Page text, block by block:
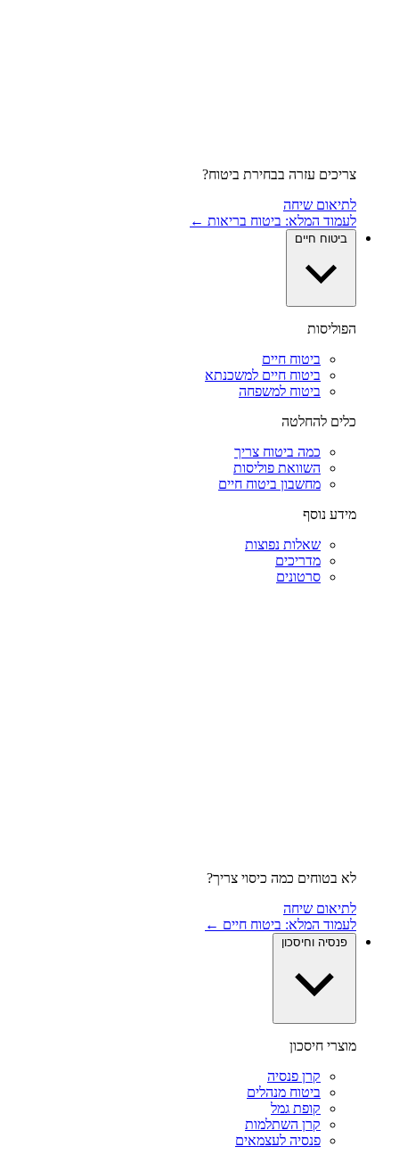
צריכים עזרה בבחירת ביטוח?
לתיאום שיחה
לעמוד המלא: ביטוח בריאות ←
ביטוח חיים
הפוליסות
ביטוח חיים
ביטוח חיים למשכנתא
ביטוח למשפחה
כלים להחלטה
כמה ביטוח צריך
השוואת פוליסות
מחשבון ביטוח חיים
מידע נוסף
שאלות נפוצות
מדריכים
סרטונים
לא בטוחים כמה כיסוי צריך?
לתיאום שיחה
לעמוד המלא: ביטוח חיים ←
פנסיה וחיסכון
מוצרי חיסכון
קרן פנסיה
ביטוח מנהלים
קופת גמל
קרן השתלמות
פנסיה לעצמאים